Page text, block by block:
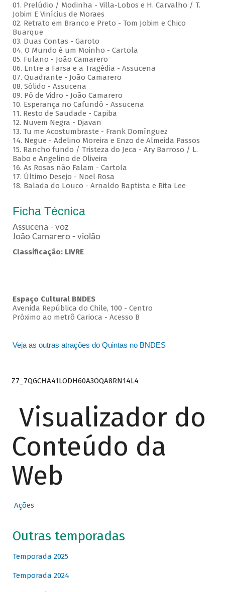
01. Prelúdio / Modinha - Villa-Lobos e H. Carvalho / T.
Jobim E Vinícius de Moraes
02. Retrato em Branco e Preto - Tom Jobim e Chico
Buarque
03. Duas Contas - Garoto
04. O Mundo é um Moinho - Cartola
05. Fulano - João Camarero
06. Entre a Farsa e a Tragédia - Assucena
07. Quadrante - João Camarero
08. Sólido - Assucena
09. Pó de Vidro - João Camarero
10. Esperança no Cafundó - Assucena
11. Resto de Saudade - Capiba
12. Nuvem Negra - Djavan
13. Tu me Acostumbraste - Frank Domínguez
14. Negue - Adelino Moreira e Enzo de Almeida Passos
15. Rancho fundo / Tristeza do Jeca - Ary Barroso / L.
Babo e Angelino de Oliveira
16. As Rosas não Falam - Cartola
17. Último Desejo - Noel Rosa
18. Balada do Louco - Arnaldo Baptista e Rita Lee
Ficha Técnica
Assucena - voz
João Camarero - violão
Classificação: LIVRE
Espaço Cultural BNDES
Avenida República do Chile, 100 - Centro
Próximo ao metrô Carioca - Acesso B
Veja as outras atrações do Quintas no BNDES
Z7_7QGCHA41LODH60A3OQA8RN14L4
Visualizador do
Conteúdo da
Web
Ações
Outras temporadas
Temporada 2025
Temporada 2024